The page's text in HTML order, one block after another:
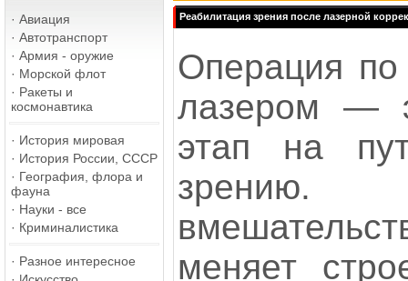
· Авиация
· Автотранспорт
· Армия - оружие
· Морской флот
· Ракеты и
космонавтика
· История мировая
· История России, СССР
· География, флора и
фауна
· Науки - все
· Криминалистика
· Разное интересное
Реабилитация зрения после лазерной
Операция по
лазером —
этап на
зрению.
меняет